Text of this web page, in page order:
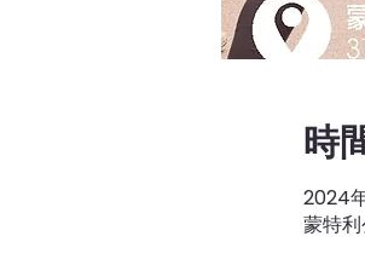
時
2024
蒙特